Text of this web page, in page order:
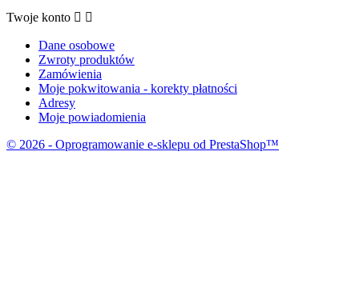
Twoje konto  
Dane osobowe
Zwroty produktów
Zamówienia
Moje pokwitowania - korekty płatności
Adresy
Moje powiadomienia
© 2026 - Oprogramowanie e-sklepu od PrestaShop™